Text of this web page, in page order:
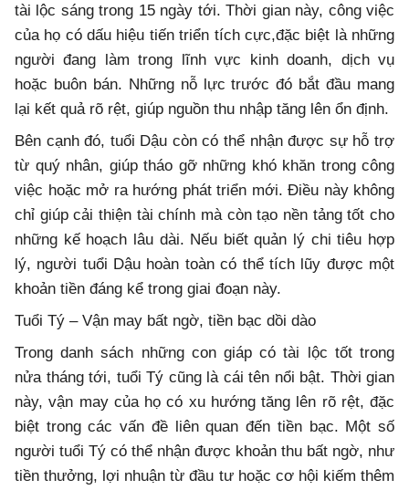
tài lộc sáng trong 15 ngày tới. Thời gian này, công việc
của họ có dấu hiệu tiến triển tích cực,đặc biệt là những
người đang làm trong lĩnh vực kinh doanh, dịch vụ
hoặc buôn bán. Những nỗ lực trước đó bắt đầu mang
lại kết quả rõ rệt, giúp nguồn thu nhập tăng lên ổn định.
Bên cạnh đó, tuổi Dậu còn có thể nhận được sự hỗ trợ
từ quý nhân, giúp tháo gỡ những khó khăn trong công
việc hoặc mở ra hướng phát triển mới. Điều này không
chỉ giúp cải thiện tài chính mà còn tạo nền tảng tốt cho
những kế hoạch lâu dài. Nếu biết quản lý chi tiêu hợp
lý, người tuổi Dậu hoàn toàn có thể tích lũy được một
khoản tiền đáng kể trong giai đoạn này.
Tuổi Tý – Vận may bất ngờ, tiền bạc dồi dào
Trong danh sách những con giáp có tài lộc tốt trong
nửa tháng tới, tuổi Tý cũng là cái tên nổi bật. Thời gian
này, vận may của họ có xu hướng tăng lên rõ rệt, đặc
biệt trong các vấn đề liên quan đến tiền bạc. Một số
người tuổi Tý có thể nhận được khoản thu bất ngờ, như
tiền thưởng, lợi nhuận từ đầu tư hoặc cơ hội kiếm thêm